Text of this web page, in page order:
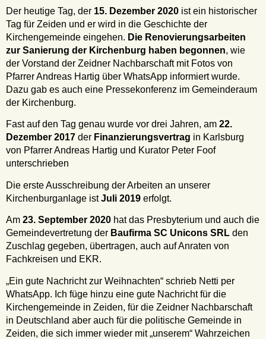
Der heutige Tag, der 15. Dezember 2020 ist ein historischer
Tag für Zeiden und er wird in die Geschichte der
Kirchengemeinde eingehen. Die Renovierungsarbeiten
zur Sanierung der Kirchenburg haben begonnen, wie
der Vorstand der Zeidner Nachbarschaft mit Fotos von
Pfarrer Andreas Hartig über WhatsApp informiert wurde.
Dazu gab es auch eine Pressekonferenz im Gemeinderaum
der Kirchenburg.
Fast auf den Tag genau wurde vor drei Jahren, am 22.
Dezember 2017 der Finanzierungsvertrag in Karlsburg
von Pfarrer Andreas Hartig und Kurator Peter Foof
unterschrieben
Die erste Ausschreibung der Arbeiten an unserer
Kirchenburganlage istJuli 2019 erfolgt.
Am 23. September 2020 hat das Presbyterium und auch die
Gemeindevertretung der Baufirma SC Unicons SRL den
Zuschlag gegeben, übertragen, auch auf Anraten von
Fachkreisen und EKR.
„Ein gute Nachricht zur Weihnachten“ schrieb Netti per
WhatsApp. Ich füge hinzu eine gute Nachricht für die
Kirchengemeinde in Zeiden, für die Zeidner Nachbarschaft
in Deutschland aber auch für die politische Gemeinde in
Zeiden, die sich immer wieder mit „unserem“ Wahrzeichen